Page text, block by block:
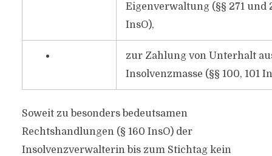
Eigenverwaltung (§§ 271 und
InsO),
zur Zahlung von Unterhalt
Insolvenzmasse (§§ 100, 101
Soweit zu besonders bedeutsamen
Rechtshandlungen (§ 160 InsO) der
Insolvenzverwalterin bis zum Stichtag kein